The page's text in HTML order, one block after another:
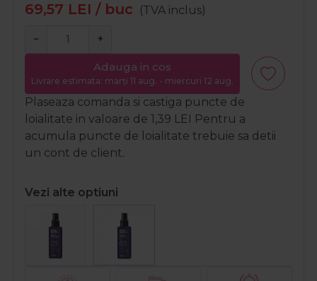
69,57 LEI / buc (TVA inclus)
− +
Adauga in cos
Livrare estimata: marți 11 aug. - miercuri 12 aug.
Plaseaza comanda si castiga puncte de
loialitate in valoare de 1,39 LEI Pentru a
acumula puncte de loialitate trebuie sa detii
un cont de client.
Vezi alte optiuni